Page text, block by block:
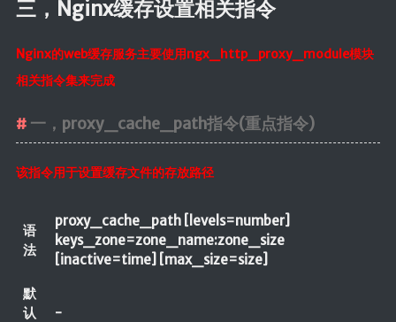
三，Nginx缓存设置相关指令
Nginx的web缓存服务主要使用ngx_http_proxy_module模块
相关指令集来完成
一，proxy_cache_path指令(重点指令)
该指令用于设置缓存文件的存放路径
语
法
proxy_cache_path [levels=number]
keys_zone=zone_name:zone_size
[inactive=time] [max_size=size]
默
认
-
SpringData
SpringSecurity
Swagger
Git
SVN